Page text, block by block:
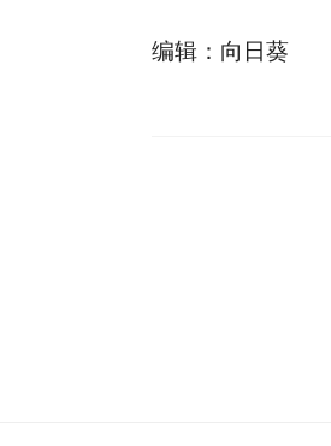
编辑：向日葵